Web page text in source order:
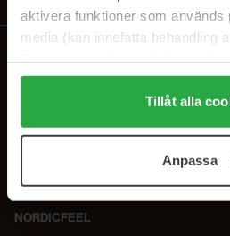
aktivera funktioner som används
media (kan innefatta behandling
Genom att trycka på "Tillåt alla
alla cookies, medan du under
användningen av cookies. Du
samt vår Integritetspolicy.
Tillåt alla
Anpassa
NORDICFEEL